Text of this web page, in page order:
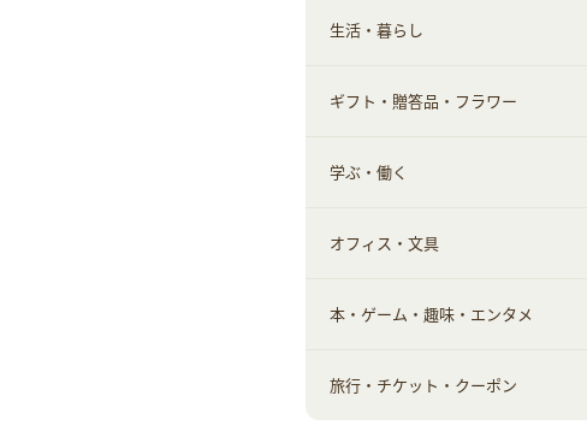
スーツ・フォーマル
食材宅配
ヘアケア
メンズ美容
美容・ダイエット用品
脱毛用品
美容食品
健康食品｜乳酸菌・ケフィア
健康食品｜その他
スポーツ・フィットネス
日用品・薬局・からだ
家電・パソコン・ソフトウェア
スマホ・携帯電話・SIM
すべて見る
クレジットカード
生活・暮らし
すべて見る
車情報・カーシェア・レンタル
お役立ち
生活雑貨・家具インテリア
赤ちゃん・こども・マタニティ
ギフト・贈答品・フラワー
すべて見る
ギフト・贈答品
フラワー
学ぶ・働く
すべて見る
習い事・学習・学校
オフィス・文具
すべて見る
オフィス・文具
本・ゲーム・趣味・エンタメ
すべて見る
旅行・チケット・クーポン